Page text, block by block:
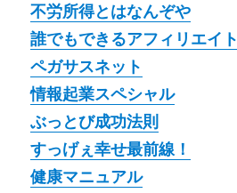
不労所得とはなんぞや
誰でもできるアフィリエイト
ペガサスネット
情報起業スペシャル
ぶっとび成功法則
すっげぇ幸せ最前線！
健康マニュアル